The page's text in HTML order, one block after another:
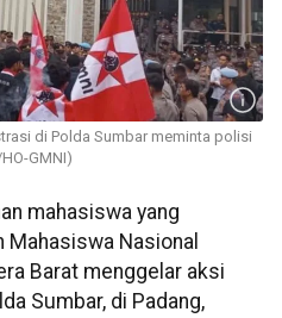
di Polda Sumbar meminta polisi
GMNI)
mahasiswa yang
Mahasiswa Nasional
Barat menggelar aksi
Sumbar, di Padang,